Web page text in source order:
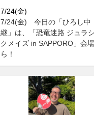
7/24(金)
7/24(金) 今日の「ひろし中
継」は、「恐竜迷路 ジュラ
クメイズ in SAPPORO」会
ら！